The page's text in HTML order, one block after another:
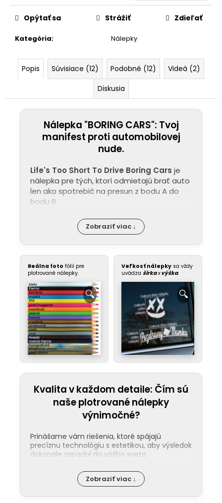
Kategória: Nálepky
Opýtať sa Strážiť Zdieľať
Popis Súvisiace (12) Podobné (12)
Videá (2)
Diskusia
Nálepka "BORING CARS": Tvoj
manifest proti automobilovej
nude.
Life's Too Short To Drive Boring Cars je
nálepka pre tých, ktorí odmietajú brať auto
len ako spotrebič na presun z bodu A do
bodu B.
Zobraziť viac ↓
Reálna foto fólií pre
plotrované nálepky.
Veľkosť nálepky sa vždy
uvádza šírkaxvýška.
Kvalita v každom detaile: Čím sú
naše plotrované nálepky
výnimočné?
Prinášame vám riešenia, ktoré spájajú
precíznu technológiu s estetikou, aby výsledok
dokonale zapadol do vášho sveta.
Jednoduchá aplikácia: Nalepenie
našej nálepky zvládne každý. Ku každej
Zobraziť viac ↓